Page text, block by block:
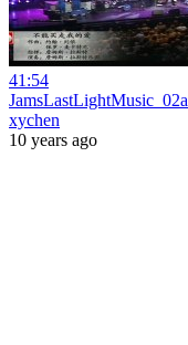
41:54
JamsLastLightMusic_02a
xychen
10 years ago